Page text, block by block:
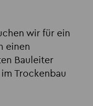
wir für ein
einen
Bauleiter
Trockenbau